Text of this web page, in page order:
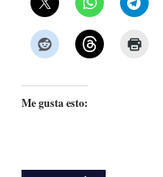
Me gusta esto: